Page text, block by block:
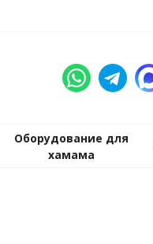
Оборудование для
хамама